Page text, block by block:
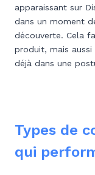
apparaissant sur
dans un moment
découverte. Cela
produit, mais
déjà dans une
Types de
qui